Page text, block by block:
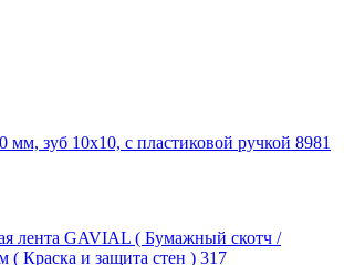
зуб 10х10, с пластиковой ручкой 8981